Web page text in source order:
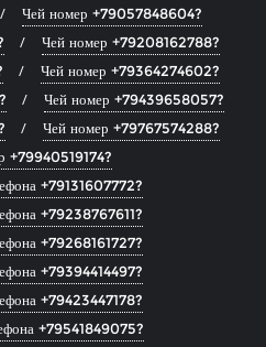
Чей номер +79057848604?
Чей номер +79208162788?
Чей номер +79364274602?
Чей номер +79439658057?
Чей номер +79767574288?
+79940519174?
+79131607772?
+79238767611?
+79268161727?
+79394414497?
+79423447178?
+79541849075?